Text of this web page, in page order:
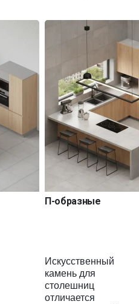
П-образные
Искусственный
камень для
столешниц
отличается